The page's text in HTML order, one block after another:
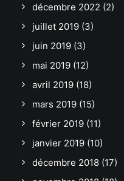
décembre 2022 (2)
juillet 2019 (3)
juin 2019 (3)
mai 2019 (12)
avril 2019 (18)
mars 2019 (15)
février 2019 (11)
janvier 2019 (10)
décembre 2018 (17)